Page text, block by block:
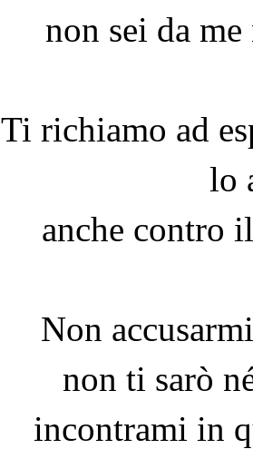
non sei da
Ti richiamo ad
lo
anche contro
Non
non ti sarò
incontrami in